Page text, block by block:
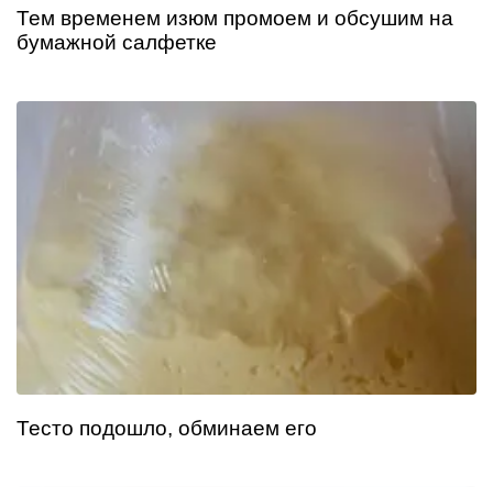
Тем временем изюм промоем и обсушим на
бумажной салфетке
Тесто подошло, обминаем его